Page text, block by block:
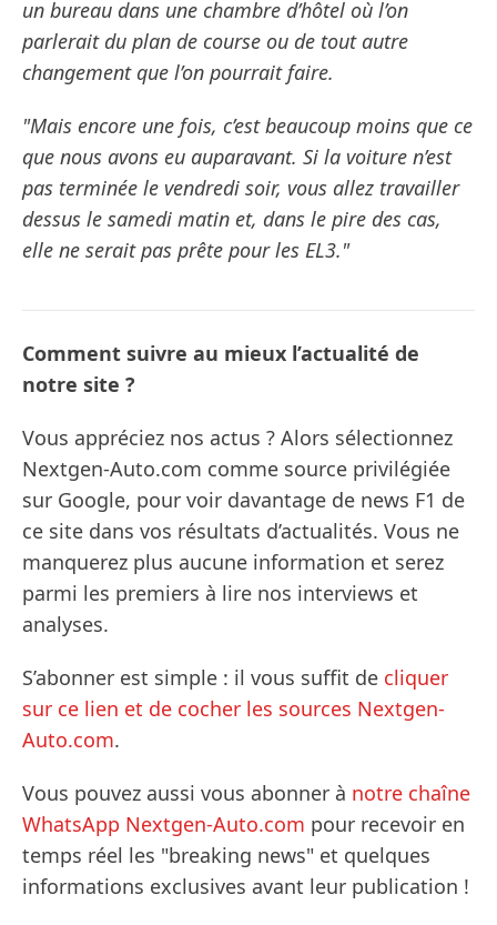
un bureau dans une chambre d’hôtel où l’on
parlerait du plan de course ou de tout autre
changement que l’on pourrait faire.
"Mais encore une fois, c’est beaucoup moins que ce
que nous avons eu auparavant. Si la voiture n’est
pas terminée le vendredi soir, vous allez travailler
dessus le samedi matin et, dans le pire des cas,
elle ne serait pas prête pour les EL3."
Comment suivre au mieux l’actualité de
notre site ?
Vous appréciez nos actus ? Alors sélectionnez
Nextgen-Auto.com comme source privilégiée
sur Google, pour voir davantage de news F1 de
ce site dans vos résultats d’actualités. Vous ne
manquerez plus aucune information et serez
parmi les premiers à lire nos interviews et
analyses.
S’abonner est simple : il vous suffit de cliquer
sur ce lien et de cocher les sources Nextgen-
Auto.com.
Vous pouvez aussi vous abonner à notre chaîne
WhatsApp Nextgen-Auto.com pour recevoir en
temps réel les "breaking news" et quelques
informations exclusives avant leur publication !